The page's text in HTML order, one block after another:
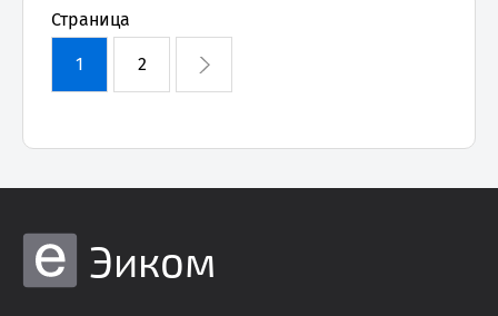
Страница
1 2
Эиком